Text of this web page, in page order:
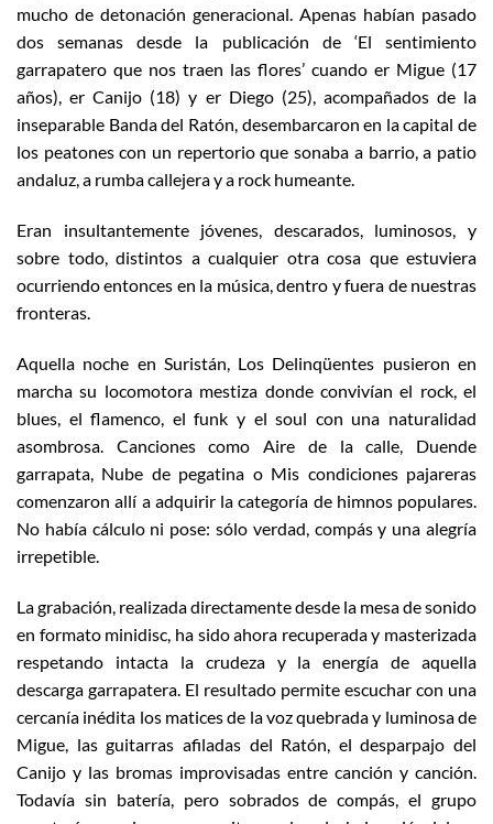
mucho de detonación generacional. Apenas habían pasado
dos semanas desde la publicación de ‘El sentimiento
garrapatero que nos traen las flores’ cuando er Migue (17
años), er Canijo (18) y er Diego (25), acompañados de la
inseparable Banda del Ratón, desembarcaron en la capital de
los peatones con un repertorio que sonaba a barrio, a patio
andaluz, a rumba callejera y a rock humeante.
Eran insultantemente jóvenes, descarados, luminosos, y
sobre todo, distintos a cualquier otra cosa que estuviera
ocurriendo entonces en la música, dentro y fuera de nuestras
fronteras.
Aquella noche en Suristán, Los Delinqüentes pusieron en
marcha su locomotora mestiza donde convivían el rock, el
blues, el flamenco, el funk y el soul con una naturalidad
asombrosa. Canciones como Aire de la calle, Duende
garrapata, Nube de pegatina o Mis condiciones pajareras
comenzaron allí a adquirir la categoría de himnos populares.
No había cálculo ni pose: sólo verdad, compás y una alegría
irrepetible.
La grabación, realizada directamente desde la mesa de sonido
en formato minidisc, ha sido ahora recuperada y masterizada
respetando intacta la crudeza y la energía de aquella
descarga garrapatera. El resultado permite escuchar con una
cercanía inédita los matices de la voz quebrada y luminosa de
Migue, las guitarras afiladas del Ratón, el desparpajo del
Canijo y las bromas improvisadas entre canción y canción.
Todavía sin batería, pero sobrados de compás, el grupo